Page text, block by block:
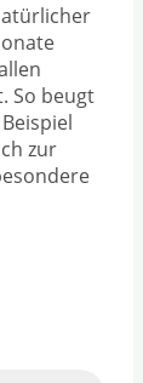
So beugt
zur